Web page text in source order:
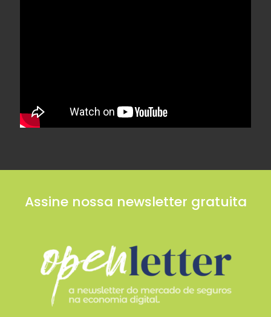
Assine nossa newsletter gratuita